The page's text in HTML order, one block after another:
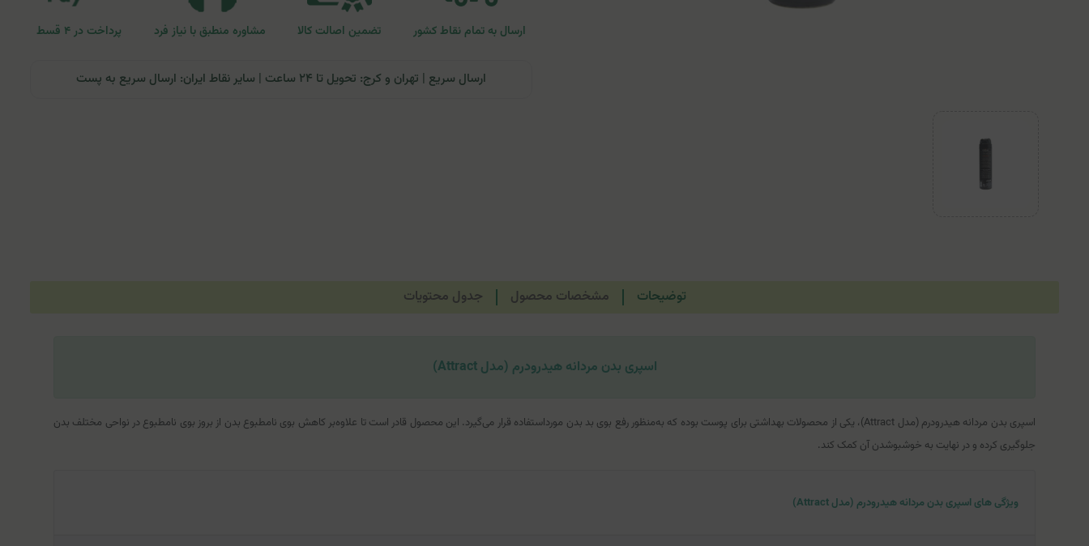
ارسال به تمام نقاط کشور تضمین اصالت کالا مشاوره منطبق با نیاز فرد پرداخت در ۴ قسط
ارسال سریع | تهران و کرج: تحویل تا ۲۴ ساعت | سایر نقاط ایران: ارسال سریع به پست
توضیحات مشخصات محصول جدول محتویات
اسپری بدن مردانه هیدرودرم (مدل Attract)
اسپری بدن مردانه هیدرودرم (مدل Attract)، یکی از محصولات بهداشتی برای پوست بوده که به‌منظور رفع بوی بد بدن مورداستفاده قرار می‌گیرد. این محصول قادر است تا علاوه‌بر کاهش بوی نامطبوع بدن از بروز بوی نامطبوع در نواحی مختلف بدن
جلوگیری کرده و در نهایت به خوشبو‌شدن آن کمک کند.
ویژگی های اسپری بدن مردانه هیدرودرم (مدل Attract)